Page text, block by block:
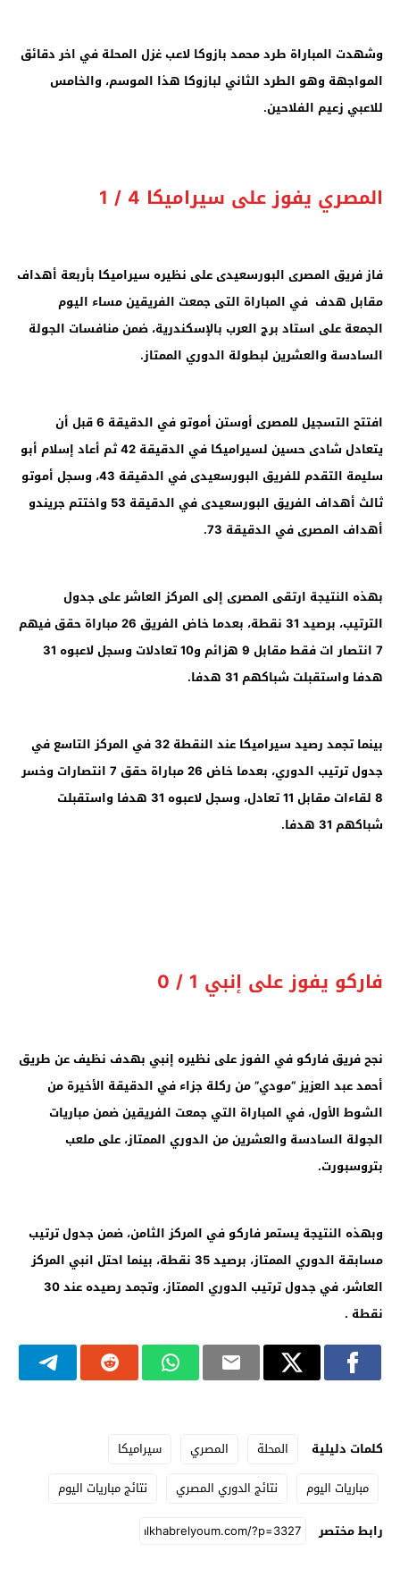
وشهدت المباراة طرد محمد بازوكا لاعب غزل المحلة في اخر دقائق
المواجهة وهو الطرد الثاني لبازوكا هذا الموسم، والخامس
للاعبي زعيم الفلاحين.
المصري يفوز على سيراميكا 4 / 1
فاز فريق المصرى البورسعيدى على نظيره سيراميكا بأربعة أهداف
مقابل هدف في المباراة التى جمعت الفريقين مساء اليوم
الجمعة على استاد برج العرب بالإسكندرية، ضمن منافسات الجولة
السادسة والعشرين لبطولة الدوري الممتاز.
افتتح التسجيل للمصرى أوستن أموتو في الدقيقة 6 قبل أن
يتعادل شادى حسين لسيراميكا في الدقيقة 42 ثم أعاد إسلام أبو
سليمة التقدم للفريق البورسعيدى في الدقيقة 43، وسجل أموتو
ثالث أهداف الفريق البورسعيدى في الدقيقة 53 واختتم جريندو
أهداف المصرى في الدقيقة 73.
بهذه النتيجة ارتقى المصرى إلى المركز العاشر على جدول
الترتيب، برصيد 31 نقطة، بعدما خاض الفريق 26 مباراة حقق فيهم
7 انتصار ات فقط مقابل 9 هزائم و10 تعادلات وسجل لاعبوه 31
هدفا واستقبلت شباكهم 31 هدفا
.
بينما تجمد رصيد سيراميكا عند النقطة 32 في المركز التاسع في
جدول ترتيب الدوري، بعدما خاض 26 مباراة حقق 7 انتصارات وخسر
8 لقاءات مقابل 11 تعادل، وسجل لاعبوه 31 هدفا واستقبلت
شباكهم 31 هدفا.
فاركو يفوز على إنبي 1 / 0
نجح فريق فاركو في الفوز على نظيره إنبي بهدف نظيف عن طريق
أحمد عبد العزيز “مودي” من ركلة جزاء في الدقيقة الأخيرة من
الشوط الأول، في المباراة التي جمعت الفريقين ضمن مباريات
الجولة السادسة والعشرين من الدوري الممتاز، على ملعب
بتروسبورت.
وبهذه النتيجة يستمر فاركو في المركز الثامن، ضمن جدول ترتيب
مسابقة الدوري الممتاز، برصيد 35 نقطة، بينما احتل انبي المركز
العاشر، في جدول ترتيب الدوري الممتاز، وتجمد رصيده عند 30
نقطة .
كلمات دليلية المحلة المصري
سيراميكا
مباريات اليوم
نتائج الدوري المصري
نتائج مباريات اليوم
رابط مختصر